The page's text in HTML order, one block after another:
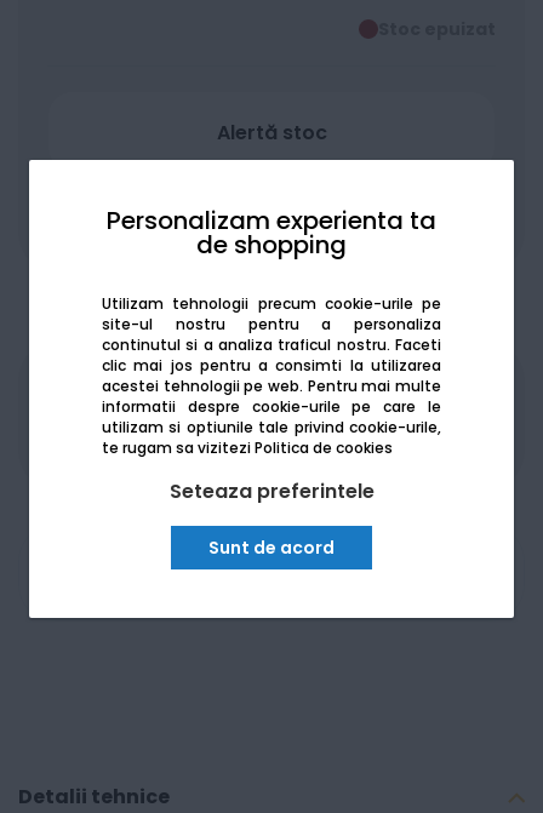
Personalizam experienta ta
de shopping
Utilizam tehnologii precum cookie-urile pe
site-ul nostru pentru a personaliza
continutul si a analiza traficul nostru. Faceti
clic mai jos pentru a consimti la utilizarea
acestei tehnologii pe web. Pentru mai multe
informatii despre cookie-urile pe care le
utilizam si optiunile tale privind cookie-urile,
te rugam sa viziteziPolitica de cookies
Seteaza preferintele
Sunt de acord
Alertă stoc
Adaugă la favorite Compară
Produsele sunt disponibile pe platforma de
achizitii publiceSEAP/SICAP
Am nevoie de ajutor
Detalii tehnice